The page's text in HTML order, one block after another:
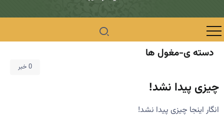
دسته ی-مغول ها
0 خبر
چیزی پیدا نشد!
انگار اینجا چیزی پیدا نشد!